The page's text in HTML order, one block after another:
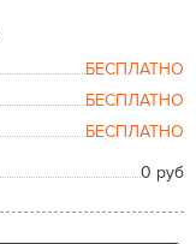
БЕСПЛАТНО
БЕСПЛАТНО
БЕСПЛАТНО
0 руб